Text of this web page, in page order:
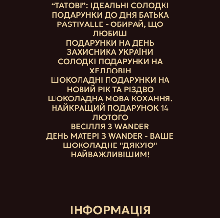
“ТАТОВІ”: ІДЕАЛЬНІ СОЛОДКІ
ПОДАРУНКИ ДО ДНЯ БАТЬКА
PASTIVALLE - ОБИРАЙ, ЩО
ЛЮБИШ
ПОДАРУНКИ НА ДЕНЬ
ЗАХИСНИКА УКРАЇНИ
СОЛОДКІ ПОДАРУНКИ НА
ХЕЛЛОВІН
ШОКОЛАДНІ ПОДАРУНКИ НА
НОВИЙ РІК ТА РІЗДВО
ШОКОЛАДНА МОВА КОХАННЯ.
НАЙКРАЩИЙ ПОДАРУНОК 14
ЛЮТОГО
ВЕСІЛЛЯ З WANDER
ДЕНЬ МАТЕРІ З WANDER - ВАШЕ
ШОКОЛАДНЕ "ДЯКУЮ"
НАЙВАЖЛИВІШИМ!
ІНФОРМАЦІЯ